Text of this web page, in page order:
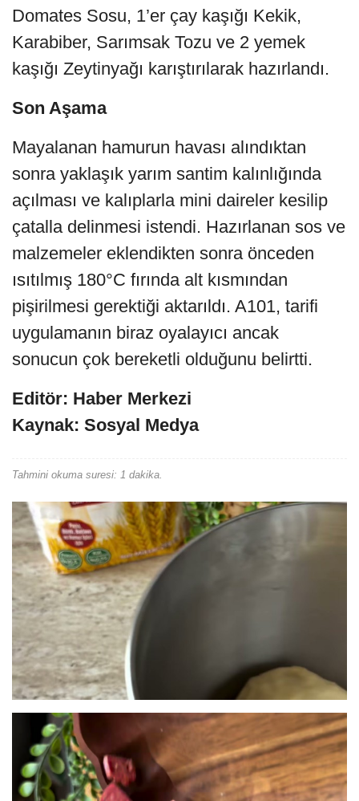
Domates Sosu, 1’er çay kaşığı Kekik,
Karabiber, Sarımsak Tozu ve 2 yemek
kaşığı Zeytinyağı karıştırılarak hazırlandı.
Son Aşama
Mayalanan hamurun havası alındıktan
sonra yaklaşık yarım santim kalınlığında
açılması ve kalıplarla mini daireler kesilip
çatalla delinmesi istendi. Hazırlanan sos ve
malzemeler eklendikten sonra önceden
ısıtılmış 180°C fırında alt kısmından
pişirilmesi gerektiği aktarıldı. A101, tarifi
uygulamanın biraz oyalayıcı ancak
sonucun çok bereketli olduğunu belirtti.
Editör: Haber Merkezi
Kaynak: Sosyal Medya
Tahmini okuma suresi: 1 dakika.